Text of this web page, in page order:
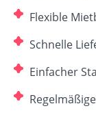
Flexible
Schnelle
Einfacher